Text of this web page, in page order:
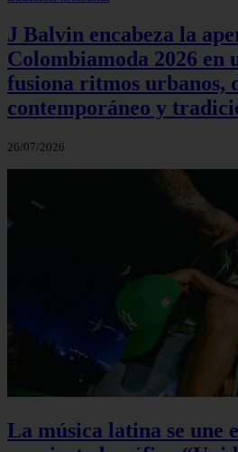
J Balvin encabeza la
Colombiamoda 2026 en
fusiona ritmos urbanos,
contemporáneo y
26/07/2026
La música latina se une